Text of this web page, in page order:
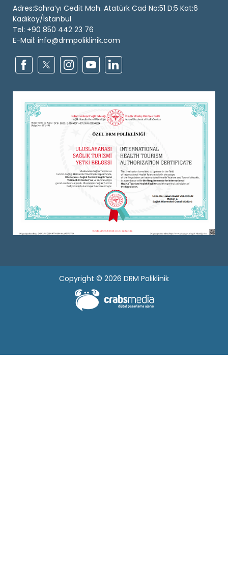
Adres:Sahra’yı Cedit Mah. Atatürk Cad No:51 D:5 Kat:6
Kadıköy/İstanbul
Tel: +90 850 442 23 76
E-Mail: info@drmpoliklinik.com
Copyright © 2026 DRM Poliklinik